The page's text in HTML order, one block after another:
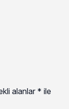
alanlar * ile